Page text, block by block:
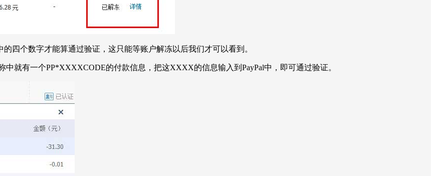
四个数字才能算通过验证，这只能等账户解冻以后我们才可以看到。
就有一个PP*XXXXCODE的付款信息，把这XXXX的信息输入到PayPal中，即可通过验证。